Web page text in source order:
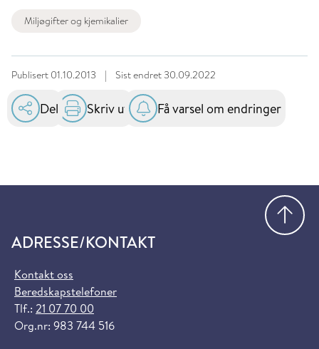
Miljøgifter og kjemikalier
Publisert 01.10.2013 | Sist endret 30.09.2022
Del Skriv ut Få varsel om endringer
ADRESSE/KONTAKT
Kontakt oss
Beredskapstelefoner
Tlf.: 21 07 70 00
Org.nr: 983 744 516